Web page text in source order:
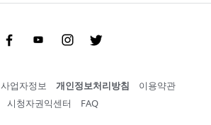
FacebookYoutubeInstgram Twitter
사업자정보 개인정보처리방침
이용약관
시청자권익센터
FAQ